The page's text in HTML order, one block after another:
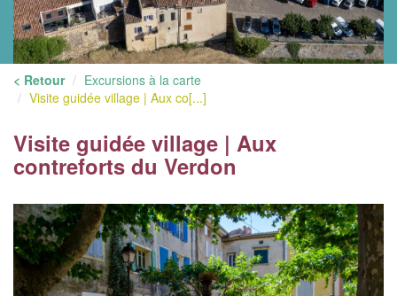
< Retour
Excursions à la carte
Visite guidée village | Aux co[...]
Visite guidée village | Aux
contreforts du Verdon